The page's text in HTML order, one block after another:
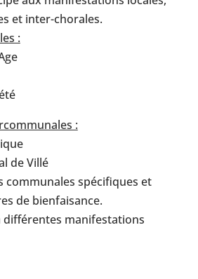
et inter-chorales.
:
:
de Villé
communales spécifiques et
de bienfaisance.
différentes manifestations